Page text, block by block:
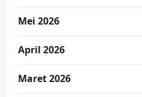
Mei 2026
April 2026
Maret 2026